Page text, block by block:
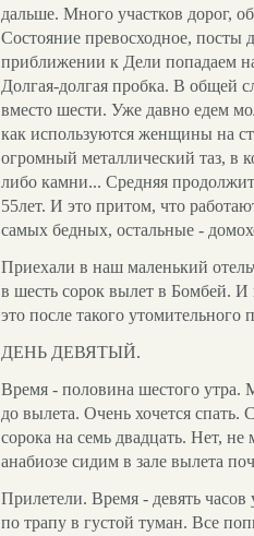
дальше. Много участков дорог,
Состояние превосходное,
приближении к Дели попадаем
Долгая-долгая пробка. В общей
вместо шести. Уже давно едем
как используются женщины на
огромный металлический таз, в
либо камни... Средняя
55лет. И это притом, что
самых бедных, остальные -
Приехали в наш маленький
в шесть сорок вылет в Бомбей. И
это после такого утомительного
ДЕНЬ ДЕВЯТЫЙ.
Время - половина шестого утра.
до вылета. Очень хочется спать.
сорока на семь двадцать. Нет,
анабиозе сидим в зале вылета
Прилетели. Время - девять
по трапу в густой туман. Все